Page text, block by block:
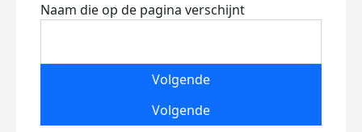
Naam die op de pagina verschijnt
Volgende
Volgende